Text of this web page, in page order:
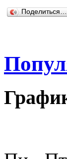
Поделиться…